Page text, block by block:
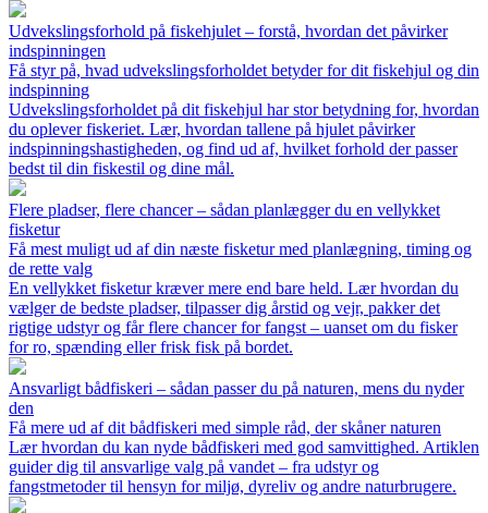
Udvekslingsforhold på fiskehjulet – forstå, hvordan det påvirker
indspinningen
Få styr på, hvad udvekslingsforholdet betyder for dit fiskehjul og din
indspinning
Udvekslingsforholdet på dit fiskehjul har stor betydning for, hvordan
du oplever fiskeriet. Lær, hvordan tallene på hjulet påvirker
indspinningshastigheden, og find ud af, hvilket forhold der passer
bedst til din fiskestil og dine mål.
Flere pladser, flere chancer – sådan planlægger du en vellykket
fisketur
Få mest muligt ud af din næste fisketur med planlægning, timing og
de rette valg
En vellykket fisketur kræver mere end bare held. Lær hvordan du
vælger de bedste pladser, tilpasser dig årstid og vejr, pakker det
rigtige udstyr og får flere chancer for fangst – uanset om du fisker
for ro, spænding eller frisk fisk på bordet.
Ansvarligt bådfiskeri – sådan passer du på naturen, mens du nyder
den
Få mere ud af dit bådfiskeri med simple råd, der skåner naturen
Lær hvordan du kan nyde bådfiskeri med god samvittighed. Artiklen
guider dig til ansvarlige valg på vandet – fra udstyr og
fangstmetoder til hensyn for miljø, dyreliv og andre naturbrugere.